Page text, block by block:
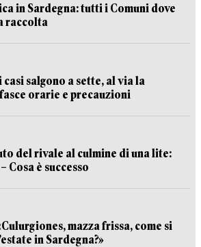
in Sardegna: tutti i Comuni dove
raccolta
salgono a sette, al via la
orarie e precauzioni
del rivale al culmine di una lite:
Cosa è successo
mazza frissa, come si
in Sardegna?»